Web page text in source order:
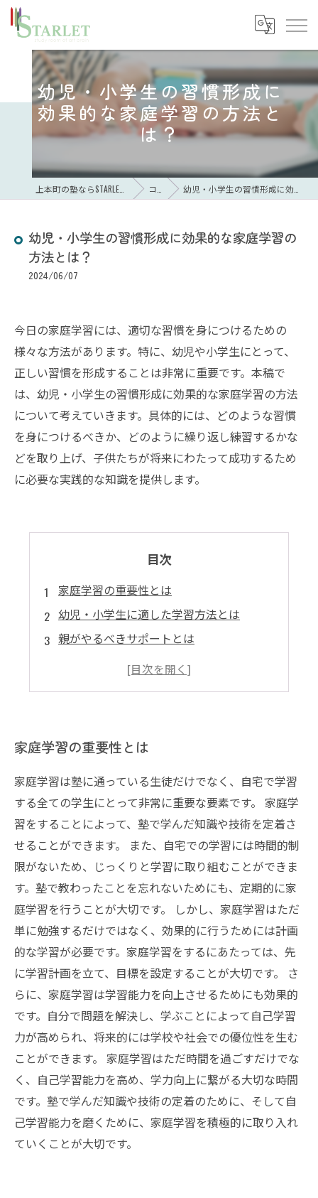
幼児・小学生の習慣形成に
効果的な家庭学習の方法と
は？
コラム 幼児・小学生の習慣形成に効果的な家庭学習の方法とは？
幼児・小学生の習慣形成に効果的な家庭学習の
方法とは？
2024/06/07
今日の家庭学習には、適切な習慣を身につけるための
様々な方法があります。特に、幼児や小学生にとって、
正しい習慣を形成することは非常に重要です。本稿で
は、幼児・小学生の習慣形成に効果的な家庭学習の方法
について考えていきます。具体的には、どのような習慣
を身につけるべきか、どのように繰り返し練習するかな
どを取り上げ、子供たちが将来にわたって成功するため
に必要な実践的な知識を提供します。
目次
家庭学習の重要性とは
幼児・小学生に適した学習方法とは
親がやるべきサポートとは
継続的な家庭学習に向けた工夫とは
家庭学習の重要性とは
家庭学習は塾に通っている生徒だけでなく、自宅で学習
する全ての学生にとって非常に重要な要素です。 家庭学
習をすることによって、塾で学んだ知識や技術を定着さ
せることができます。 また、自宅での学習には時間的制
限がないため、じっくりと学習に取り組むことができま
す。塾で教わったことを忘れないためにも、定期的に家
庭学習を行うことが大切です。 しかし、家庭学習はただ
単に勉強するだけではなく、効果的に行うためには計画
的な学習が必要です。家庭学習をするにあたっては、先
に学習計画を立て、目標を設定することが大切です。 さ
らに、家庭学習は学習能力を向上させるためにも効果的
です。自分で問題を解決し、学ぶことによって自己学習
力が高められ、将来的には学校や社会での優位性を生む
ことができます。 家庭学習はただ時間を過ごすだけでな
く、自己学習能力を高め、学力向上に繋がる大切な時間
です。塾で学んだ知識や技術の定着のために、そして自
己学習能力を磨くために、家庭学習を積極的に取り入れ
ていくことが大切です。